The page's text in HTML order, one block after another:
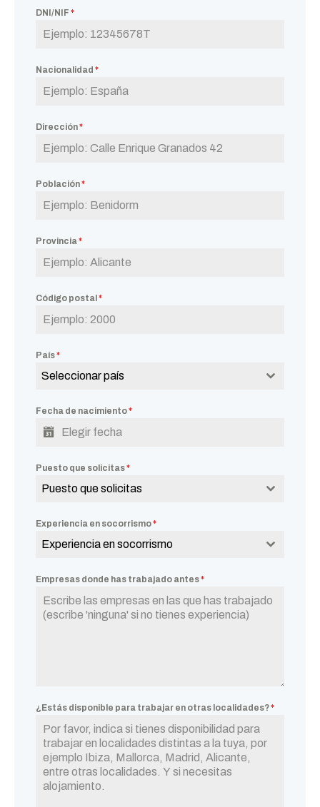
DNI/NIF *
Nacionalidad *
Dirección*
Población*
Provincia*
Código postal*
País*
Seleccionar país
Fecha de nacimiento*
Puesto que solicitas*
Puesto que solicitas
Experiencia en socorrismo*
Experiencia en socorrismo
Empresas donde has trabajado antes*
¿Estás disponible para trabajar en otras localidades?*